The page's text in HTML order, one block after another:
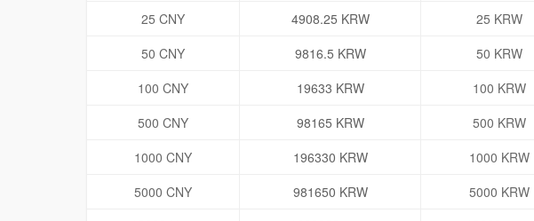
25 CNY
4908.25 KRW 25 KRW
50 CNY
9816.5 KRW 50 KRW
100 CNY
19633 KRW 100 KRW
500 CNY
98165 KRW 500 KRW
1000 CNY
196330 KRW 1000 KRW
5000 CNY
981650 KRW 5000 KRW